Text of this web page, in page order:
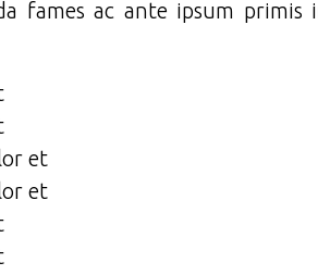
fames ac ante ipsum primis
et
et